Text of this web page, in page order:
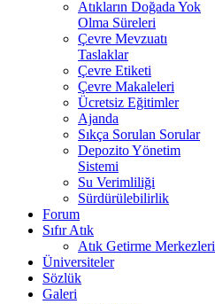
Atıkların Doğada Yok
Olma Süreleri
Çevre Mevzuatı
Taslaklar
Çevre Etiketi
Çevre Makaleleri
Ücretsiz Eğitimler
Ajanda
Sıkça Sorulan Sorular
Depozito Yönetim
Sistemi
Su Verimliliği
Sürdürülebilirlik
Forum
Sıfır Atık
Atık Getirme Merkezleri
Üniversiteler
Sözlük
Galeri